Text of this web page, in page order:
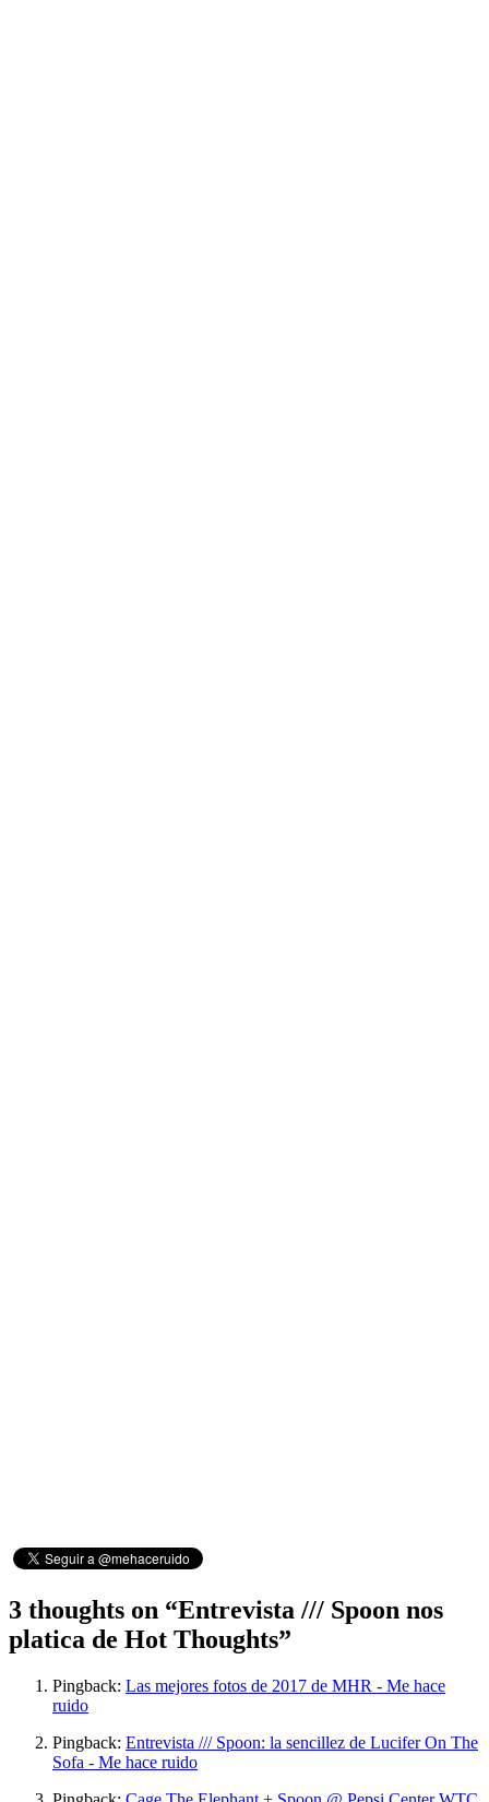
3 thoughts on “Entrevista /// Spoon nos
platica de Hot Thoughts”
Pingback: Las mejores fotos de 2017 de MHR - Me hace
ruido
Pingback: Entrevista /// Spoon: la sencillez de Lucifer On The
Sofa - Me hace ruido